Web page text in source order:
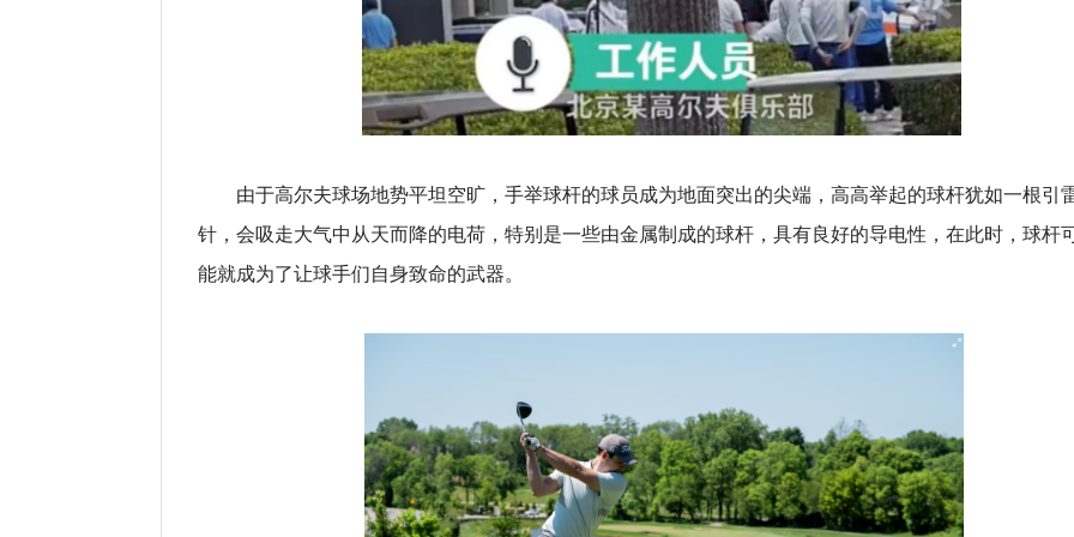
由于高尔夫球场地势平坦空旷，手举球杆的球员成为地面突出的尖端，高高举起的球杆犹如一根引
针，会吸走大气中从天而降的电荷，特别是一些由金属制成的球杆，具有良好的导电性，在此时，球杆
能就成为了让球手们自身致命的武器。